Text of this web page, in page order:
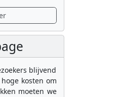
blijvend
kosten om
moeten we